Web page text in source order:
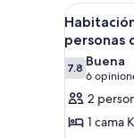
King
Abrir
todas
las
fotos
de
8
personas
7.87.8 de 10
Buena
6
(6
2
1 cama